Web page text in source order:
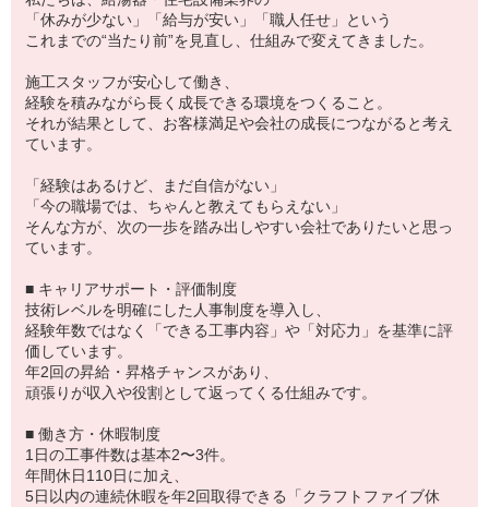
「休みが少ない」「給与が安い」「職人任せ」という
これまでの“当たり前”を見直し、仕組みで変えてきました。
施工スタッフが安心して働き、
経験を積みながら長く成長できる環境をつくること。
それが結果として、お客様満足や会社の成長につながると考え
ています。
「経験はあるけど、まだ自信がない」
「今の職場では、ちゃんと教えてもらえない」
そんな方が、次の一歩を踏み出しやすい会社でありたいと思っ
ています。
■ キャリアサポート・評価制度
技術レベルを明確にした人事制度を導入し、
経験年数ではなく「できる工事内容」や「対応力」を基準に評
価しています。
年2回の昇給・昇格チャンスがあり、
頑張りが収入や役割として返ってくる仕組みです。
■ 働き方・休暇制度
1日の工事件数は基本2〜3件。
年間休日110日に加え、
5日以内の連続休暇を年2回取得できる「クラフトファイブ休